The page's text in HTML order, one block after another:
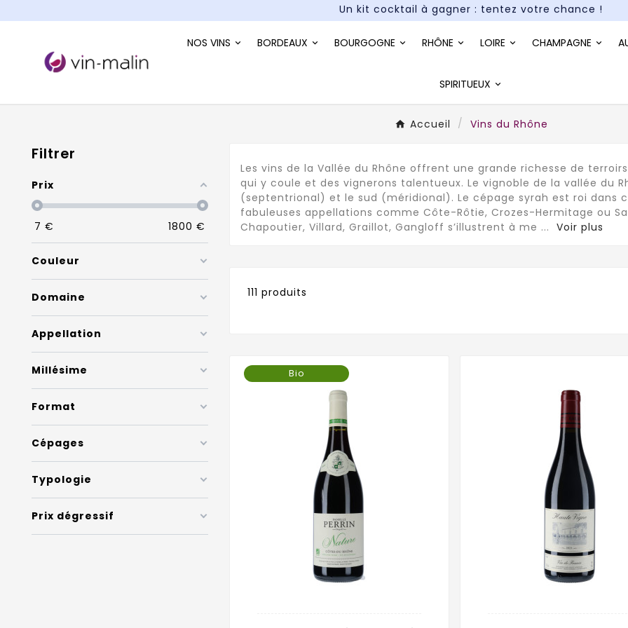
Paiement en 3X et 4X sans frais*
NOS VINS BORDEAUX BOURGOGNE RHÔNE LOIRE CHAMPAGNE
SPIRITUEUX
Accueil Vins du Rhône
Filtrer
Prix
7 € 1800 €
Couleur
Domaine
Appellation
Millésime
Format
Cépages
Typologie
Prix dégressif
Les vins de la Vallée du Rhône offrent une grande richesse de
qui y coule et des vignerons talentueux. Le vignoble de la vallée du
(septentrional) et le sud (méridional). Le cépage syrah est roi dans
fabuleuses appellations comme Côte-Rôtie, Crozes-Hermitage ou
Chapoutier, Villard, Graillot, Gangloff s’illustrent à me ...Voir plus
111 produits
Bio